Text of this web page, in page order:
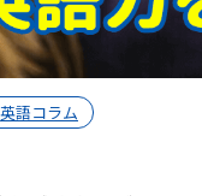
英語コラム